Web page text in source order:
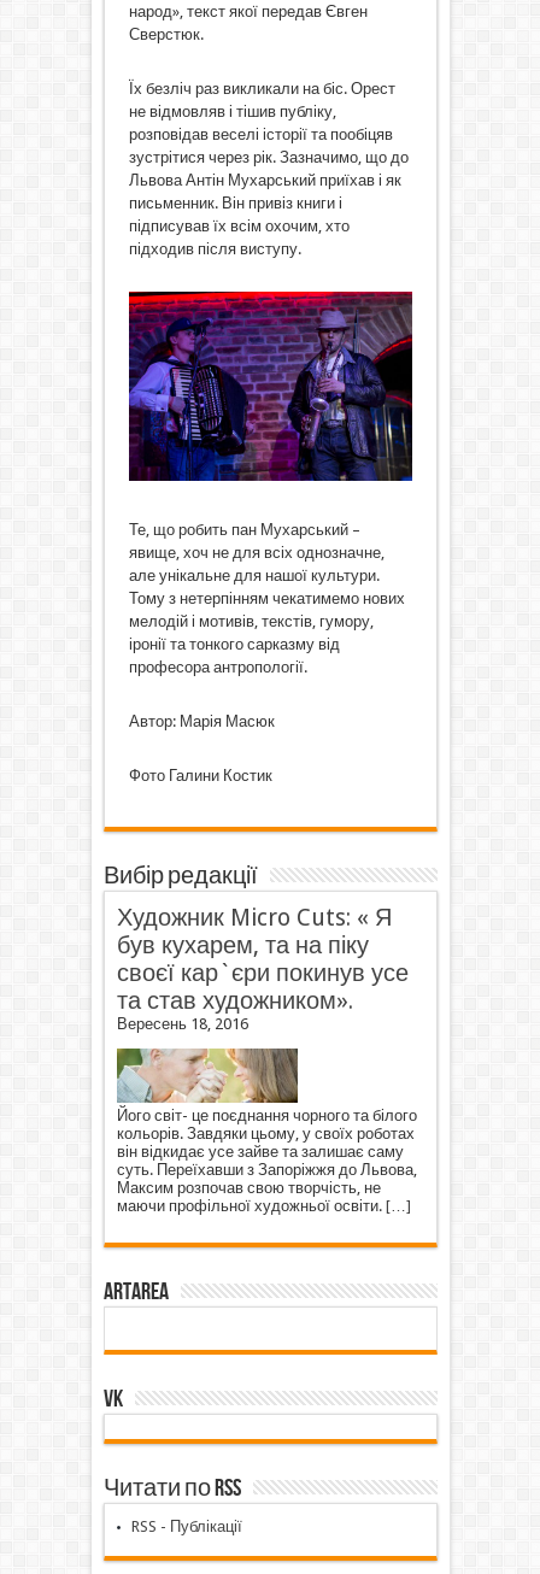
народ», текст якої передав Євген
Сверстюк.
Їх безліч раз викликали на біс. Орест
не відмовляв і тішив публіку,
розповідав веселі історії та пообіцяв
зустрітися через рік. Зазначимо, що до
Львова Антін Мухарський приїхав і як
письменник. Він привіз книги і
підписував їх всім охочим, хто
підходив після виступу.
Те, що робить пан Мухарський –
явище, хоч не для всіх однозначне,
але унікальне для нашої культури.
Тому з нетерпінням чекатимемо нових
мелодій і мотивів, текстів, гумору,
іронії та тонкого сарказму від
професора антропології.
Автор: Марія Масюк
Фото Галини Костик
Вибір редакції
Художник Micro Cuts: « Я
був кухарем, та на піку
своєї кар`єри покинув усе
та став художником».
Вересень 18, 2016
Його світ- це поєднання чорного та білого
кольорів. Завдяки цьому, у своїх роботах
він відкидає усе зайве та залишає саму
суть. Переїхавши з Запоріжжя до Львова,
Максим розпочав свою творчість, не
маючи профільної художньої освіти. […]
ArtArea
VK
Читати по RSS
RSS - Публікації